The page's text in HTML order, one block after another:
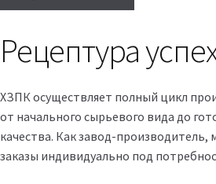
Рецептура
ХЗПК осуществляет полный цикл
от начального сырьевого вида до
качества. Как завод-
заказы индивидуально под